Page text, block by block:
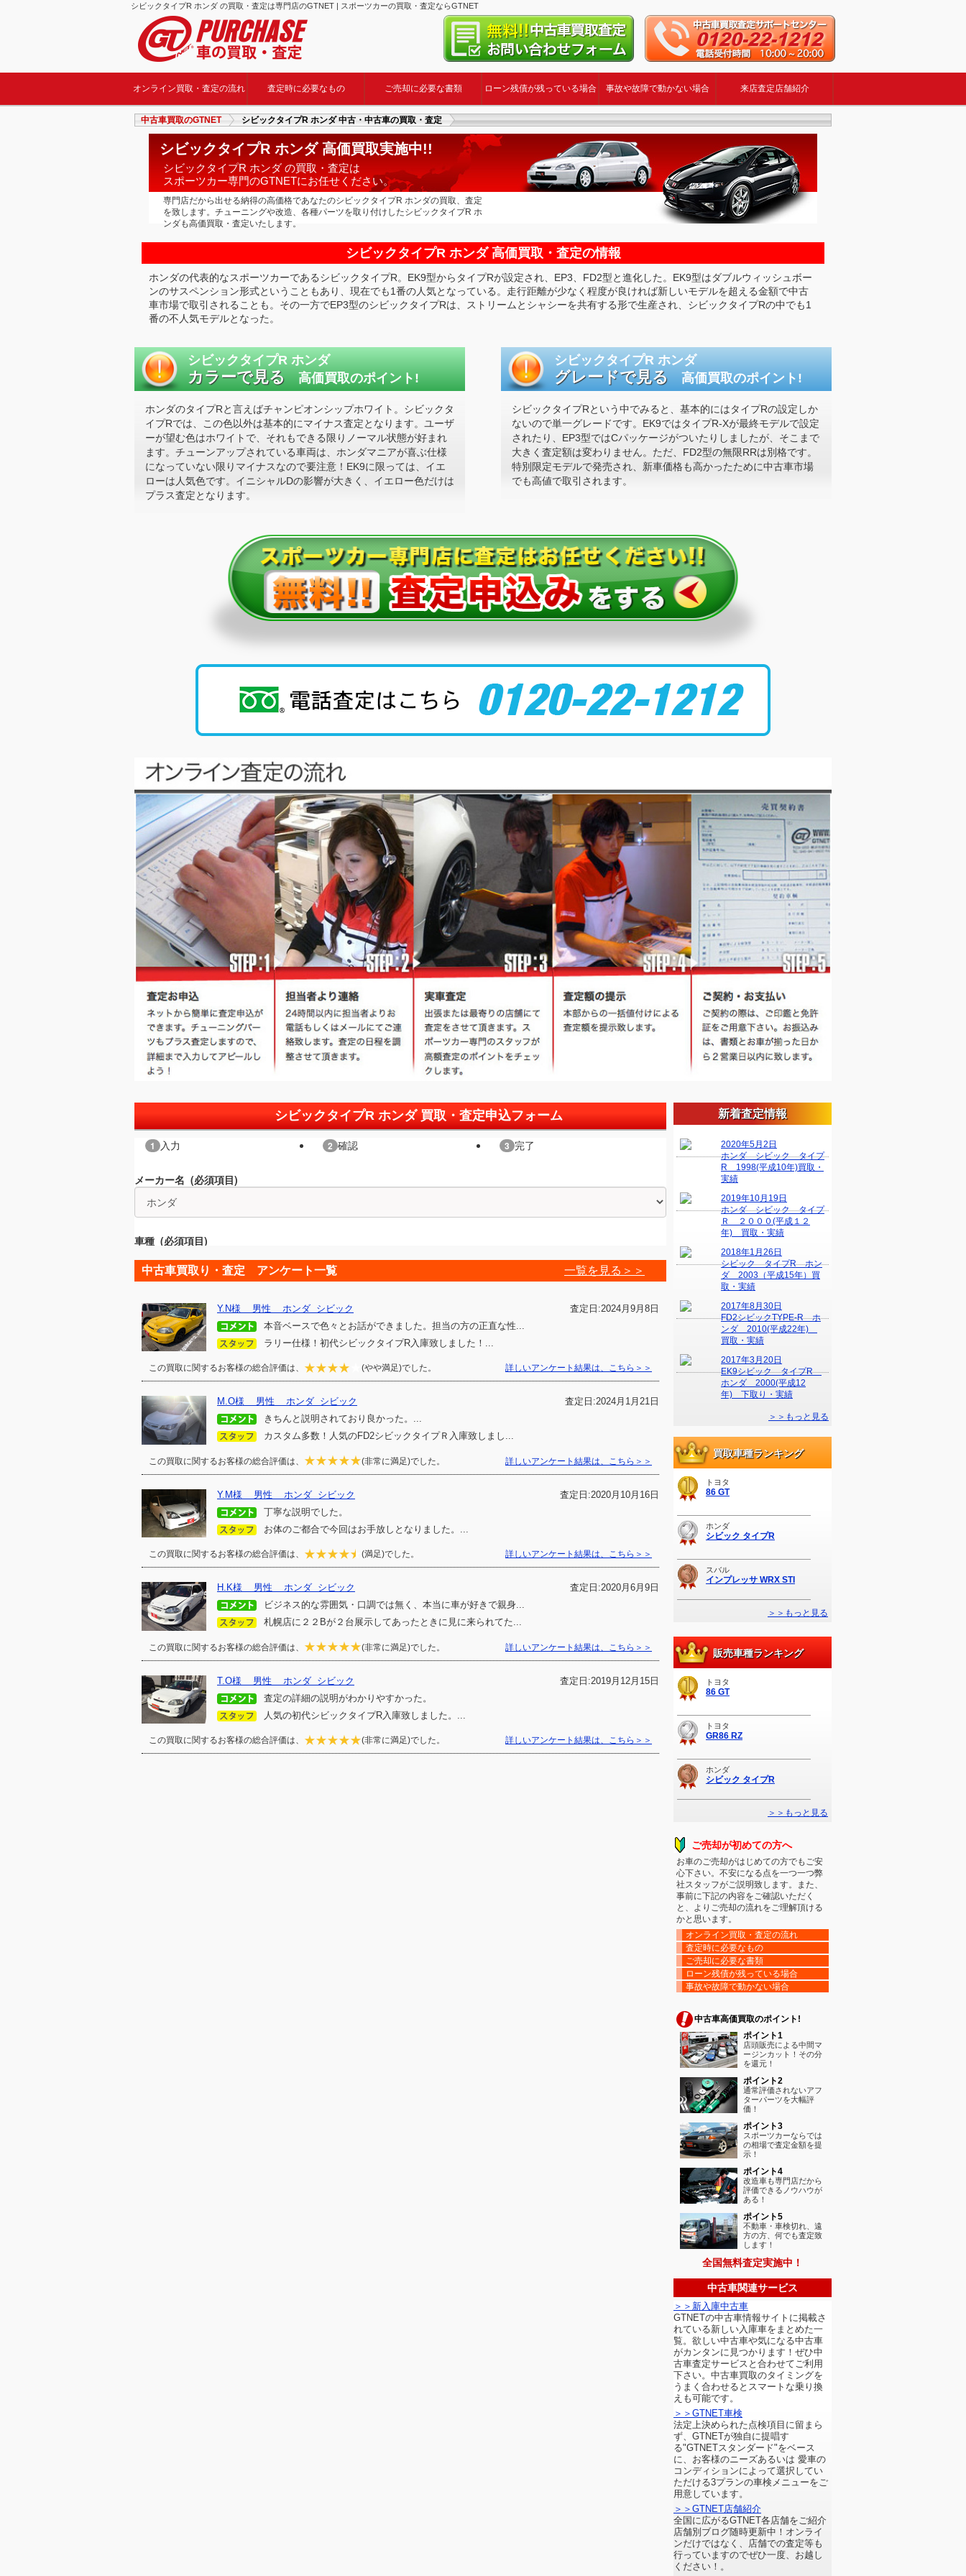
シビックタイプR ホンダ の買取・査定は専門店のGTNET | スポーツカーの買取・査定ならGTNET
オンライン買取・査定の流れ 査定時に必要なもの ご売却に必要な書類 ローン残債が残っている場合 事故や故障で動かない場合 来店査定店舗紹介
中古車買取のGTNET シビックタイプR ホンダ 中古・中古車の買取・査定
シビックタイプR ホンダ 高価買取実施中!!
シビックタイプR ホンダ の買取・査定は
スポーツカー専門のGTNETにお任せください。
専門店だから出せる納得の高価格であなたのシビックタイプR ホンダの買取、査定
を致します。チューニングや改造、各種パーツを取り付けしたシビックタイプR ホ
ンダも高価買取・査定いたします。
シビックタイプR ホンダ 高価買取・査定の情報
ホンダの代表的なスポーツカーであるシビックタイプR。EK9型からタイプRが設定され、EP3、FD2型と進化した。EK9型はダブルウィッシュボー
ンのサスペンション形式ということもあり、現在でも1番の人気となっている。走行距離が少なく程度が良ければ新しいモデルを超える金額で中古
車市場で取引されることも。その一方でEP3型のシビックタイプRは、ストリームとシャシーを共有する形で生産され、シビックタイプRの中でも1
番の不人気モデルとなった。
シビックタイプR ホンダ
カラーで見る 高価買取のポイント!
ホンダのタイプRと言えばチャンピオンシップホワイト。シビックタ
イプRでは、この色以外は基本的にマイナス査定となります。ユーザ
ーが望む色はホワイトで、それもできる限りノーマル状態が好まれ
ます。チューンアップされている車両は、ホンダマニアが喜ぶ仕様
になっていない限りマイナスなので要注意！EK9に限っては、イエ
ローは人気色です。イニシャルDの影響が大きく、イエロー色だけは
プラス査定となります。
シビックタイプR ホンダ
グレードで見る 高価買取のポイント!
シビックタイプRという中でみると、基本的にはタイプRの設定しか
ないので単一グレードです。EK9ではタイプR-Xが最終モデルで設定
されたり、EP3型ではCパッケージがついたりしましたが、そこまで
大きく査定額は変わりません。ただ、FD2型の無限RRは別格です。
特別限定モデルで発売され、新車価格も高かったために中古車市場
でも高値で取引されます。
シビックタイプR ホンダ 買取・査定申込フォーム
中古車買取り・査定 アンケート一覧 一覧を見る＞＞
Y.N様 男性 ホンダ シビック
査定日:2024月9月8日
本音ベースで色々とお話ができました。担当の方の正直な性...
ラリー仕様！初代シビックタイプR入庫致しました！...
この買取に関するお客様の総合評価は、 (やや満足)でした。 詳しいアンケート結果は、こちら＞＞
M.O様 男性 ホンダ シビック
査定日:2024月1月21日
きちんと説明されており良かった。...
カスタム多数！人気のFD2シビックタイプＲ入庫致しまし...
この買取に関するお客様の総合評価は、 (非常に満足)でした。 詳しいアンケート結果は、こちら＞＞
Y.M様 男性 ホンダ シビック
査定日:2020月10月16日
丁寧な説明でした。
お体のご都合で今回はお手放しとなりました。...
この買取に関するお客様の総合評価は、 (満足)でした。 詳しいアンケート結果は、こちら＞＞
H.K様 男性 ホンダ シビック
査定日:2020月6月9日
ビジネス的な雰囲気・口調では無く、本当に車が好きで親身...
札幌店に２２Bが２台展示してあったときに見に来られてた...
この買取に関するお客様の総合評価は、 (非常に満足)でした。 詳しいアンケート結果は、こちら＞＞
T.O様 男性 ホンダ シビック
査定日:2019月12月15日
査定の詳細の説明がわかりやすかった。
人気の初代シビックタイプR入庫致しました。...
この買取に関するお客様の総合評価は、 (非常に満足)でした。 詳しいアンケート結果は、こちら＞＞
新着査定情報
2020年5月2日
ホンダ シビック タイプ
R 1998(平成10年)買取・
実績
2019年10月19日
ホンダ シビック タイプ
Ｒ ２０００(平成１２
年) 買取・実績
2018年1月26日
シビック タイプR ホン
ダ 2003（平成15年）買
取・実績
2017年8月30日
FD2シビックTYPE-R ホ
ンダ 2010(平成22年)
買取・実績
2017年3月20日
EK9シビック タイプR
ホンダ 2000(平成12
年) 下取り・実績
＞＞もっと見る
買取車種ランキング
トヨタ
86 GT
ホンダ
シビック タイプR
スバル
インプレッサ WRX STI
＞＞もっと見る
販売車種ランキング
トヨタ
86 GT
トヨタ
GR86 RZ
ホンダ
シビック タイプR
＞＞もっと見る
ご売却が初めての方へ
お車のご売却がはじめての方でもご安
心下さい。不安になる点を一つ一つ弊
社スタッフがご説明致します。また、
事前に下記の内容をご確認いただく
と、よりご売却の流れをご理解頂ける
かと思います。
オンライン買取・査定の流れ
査定時に必要なもの
ご売却に必要な書類
ローン残債が残っている場合
事故や故障で動かない場合
中古車高価買取のポイント!
ポイント1
店頭販売による中間マ
ージンカット！その分
を還元！
ポイント2
通常評価されないアフ
ターパーツを大幅評
価！
ポイント3
スポーツカーならでは
の相場で査定金額を提
示！
ポイント4
改造車も専門店だから
評価できるノウハウが
ある！
ポイント5
不動車・車検切れ、遠
方の方、何でも査定致
します！
全国無料査定実施中！
中古車関連サービス
＞＞新入庫中古車
GTNETの中古車情報サイトに掲載さ
れている新しい入庫車をまとめた一
覧。欲しい中古車や気になる中古車
がカンタンに見つかります！ぜひ中
古車査定サービスと合わせてご利用
下さい。中古車買取のタイミングを
うまく合わせるとスマートな乗り換
えも可能です。
＞＞GTNET車検
法定上決められた点検項目に留まら
ず、GTNETが独自に提唱す
る"GTNETスタンダード"をベース
に、お客様のニーズあるいは 愛車の
コンディションによって選択してい
ただける3プランの車検メニューをご
用意しています。
＞＞GTNET店舗紹介
全国に広がるGTNET各店舗をご紹介
店舗別ブログ随時更新中！オンライ
ンだけではなく、店舗での査定等も
行っていますのでぜひ一度、お越し
ください！。